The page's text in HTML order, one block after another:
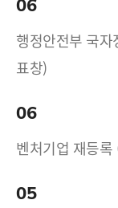
06
행정안전부 국
표창)
06
벤처기업 재등
05